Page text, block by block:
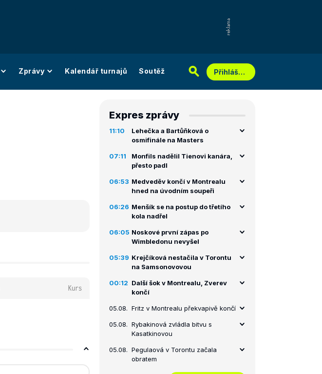
Zprávy Kalendář turnajů Soutěž Přihlášení
Kurs
Expres zprávy
11:10
Lehečka a Bartůňková o
osmifinále na Masters
07:11
Monfils nadělil Tienovi kanára,
přesto padl
06:53 Medveděv končí v Montrealu
hned na úvodním soupeři
06:26 Menšík se na postup do třetího
kola nadřel
06:05 Noskové první zápas po
Wimbledonu nevyšel
05:39 Krejčíková nestačila v Torontu
na Samsonovovou
00:12 Další šok v Montrealu, Zverev
končí
05.08. Fritz v Montrealu překvapivě končí
05.08. Rybakinová zvládla bitvu s
Kasatkinovou
05.08. Pegulaová v Torontu začala
obratem